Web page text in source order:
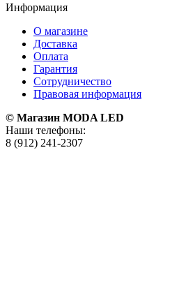
Информация
О магазине
Доставка
Оплата
Гарантия
Сотрудничество
Правовая информация
© Магазин MODA LED
Наши телефоны:
8 (912) 241-2307